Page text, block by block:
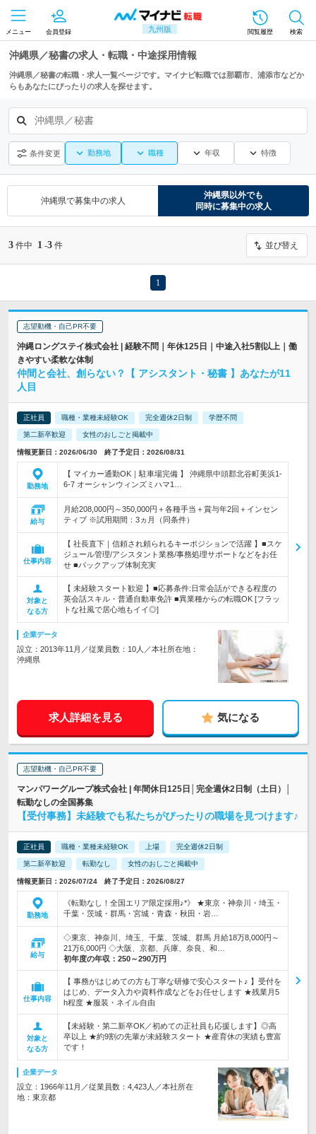
九州版
メニュー 会員登録 閲覧履歴 検索
沖縄県／秘書の求人・転職・中途採用情報
沖縄県／秘書の転職・求人一覧ページです。マイナビ転職では那覇市、浦添市などか
らもあなたにぴったりの求人を探せます。
沖縄県／秘書
条件変更 勤務地 職種 年収 特徴
沖縄県で募集中の求人
沖縄県以外でも
同時に募集中の求人
3 件中 1 -3 件 並び替え
1
志望動機・自己PR不要
沖縄ロングステイ株式会社 | 経験不問｜年休125日｜中途入社5割以上｜働
きやすい柔軟な体制
仲間と会社、創らない？【 アシスタント・秘書 】あなたが11
人目
正社員 職種・業種未経験OK 完全週休2日制 学歴不問
第二新卒歓迎 女性のおしごと掲載中
情報更新日：2026/06/30 終了予定日：2026/08/31
勤務地
【 マイカー通勤OK｜駐車場完備 】 沖縄県中頭郡北谷町美浜1-
6-7 オーシャンウィンズミハマ1…
給与
月給208,000円～350,000円＋各種手当＋賞与年2回＋インセン
ティブ ※試用期間：3ヵ月（同条件）
仕事内容
【 社長直下｜信頼され頼られるキーポジションで活躍 】■スケ
ジュール管理/アシスタント業務/事務処理サポートなどをお任
せ ■バックアップ体制充実
対象と
なる方
【 未経験スタート歓迎 】■応募条件:日常会話ができる程度の
英会話スキル・普通自動車免許 ■異業種からの転職OK [フラッ
トな社風で居心地もイイ◎]
企業データ
設立：2013年11月／従業員数：10人／本社所在地：
沖縄県
求人詳細を見る 気になる
志望動機・自己PR不要
マンパワーグループ株式会社 | 年間休日125日│完全週休2日制（土日）│
転勤なしの全国募集
【受付事務】未経験でも私たちがぴったりの職場を見つけます♪
正社員 職種・業種未経験OK 上場 完全週休2日制
第二新卒歓迎 転勤なし 女性のおしごと掲載中
情報更新日：2026/07/24 終了予定日：2026/08/27
勤務地
《転勤なし！全国エリア限定採用♪*》 ★東京・神奈川・埼玉・
千葉・茨城・群馬・宮城・青森・秋田・岩…
給与
◇東京、神奈川、埼玉、千葉、茨城、群馬 月給18万8,000円～
21万6,000円 ◇大阪、京都、兵庫、奈良、和…
初年度の年収： 250～290万円
仕事内容
【 事務がはじめての方も丁寧な研修で安心スタート♪ 】受付を
はじめ、データ入力や資料作成などをお任せします ★残業月5
h程度 ★服装・ネイル自由
対象と
なる方
【未経験・第二新卒OK／初めての正社員も応援します】◎高
卒以上 ★約9割の先輩が未経験スタート ★産育休の実績も豊富
です！
企業データ
設立：1966年11月／従業員数：4,423人／本社所在
地：東京都